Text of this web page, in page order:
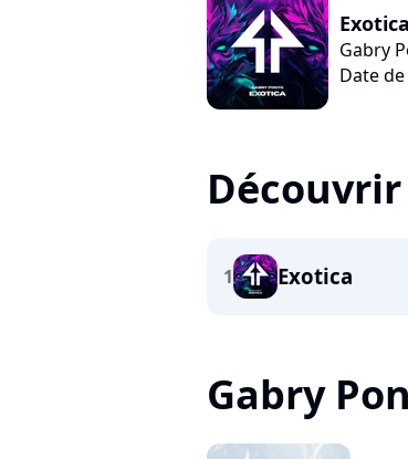
Exotica
Gabry
Date
1 Exotica
Gabry